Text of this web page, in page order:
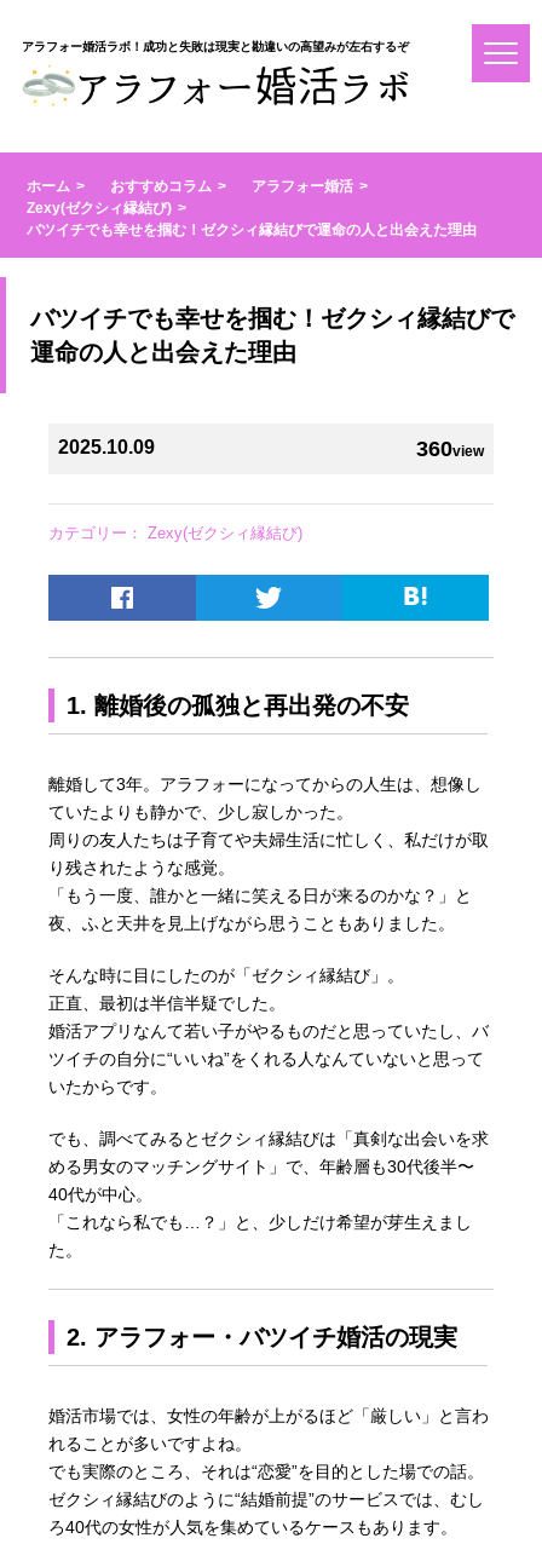
アラフォー婚活ラボ！成功と失敗は現実と勘違いの高望みが左右するぞ
ホーム おすすめコラム
アラフォー婚活
Zexy(ゼクシィ縁結び)
バツイチでも幸せを掴む！ゼクシィ縁結びで運命の人と出会えた理由
バツイチでも幸せを掴む！ゼクシィ縁結びで
運命の人と出会えた理由
360view
2025.10.09
カテゴリー： Zexy(ゼクシィ縁結び)
1. 離婚後の孤独と再出発の不安
離婚して3年。アラフォーになってからの人生は、想像し
ていたよりも静かで、少し寂しかった。
周りの友人たちは子育てや夫婦生活に忙しく、私だけが取
り残されたような感覚。
「もう一度、誰かと一緒に笑える日が来るのかな？」と
夜、ふと天井を見上げながら思うこともありました。
そんな時に目にしたのが「ゼクシィ縁結び」。
正直、最初は半信半疑でした。
婚活アプリなんて若い子がやるものだと思っていたし、バ
ツイチの自分に“いいね”をくれる人なんていないと思って
いたからです。
でも、調べてみるとゼクシィ縁結びは「真剣な出会いを求
める男女のマッチングサイト」で、年齢層も30代後半〜
40代が中心。
「これなら私でも…？」と、少しだけ希望が芽生えまし
た。
2. アラフォー・バツイチ婚活の現実
婚活市場では、女性の年齢が上がるほど「厳しい」と言わ
れることが多いですよね。
でも実際のところ、それは“恋愛”を目的とした場での話。
ゼクシィ縁結びのように“結婚前提”のサービスでは、むし
ろ40代の女性が人気を集めているケースもあります。